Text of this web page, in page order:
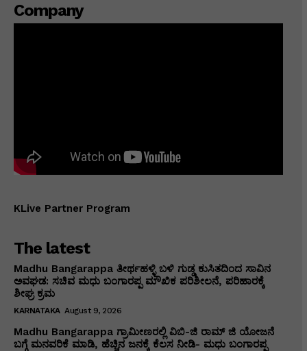
Company
KLive Partner Program
The latest
Madhu Bangarappa ತೀರ್ಥಹಳ್ಳಿ ಬಳಿ ಗುಡ್ಡ ಕುಸಿತದಿಂದ ಸಾವಿನ
ಅವಘಡ: ಸಚಿವ ಮಧು ಬಂಗಾರಪ್ಪ ಮೌಖಿಕ ಪರಿಶೀಲನೆ, ಪರಿಹಾರಕ್ಕೆ
ಶೀಘ್ರ ಕ್ರಮ
KARNATAKA August 9, 2026
Madhu Bangarappa ಗ್ರಾಮೀಣರಲ್ಲಿ ವಿಬಿ-ಜಿ ರಾಮ್ ಜಿ ಯೋಜನೆ
ಬಗ್ಗೆ ಮನವರಿಕೆ ಮಾಡಿ, ಹೆಚ್ಚಿನ ಜನಕ್ಕೆ ಕೆಲಸ ನೀಡಿ- ಮಧು ಬಂಗಾರಪ್ಪ